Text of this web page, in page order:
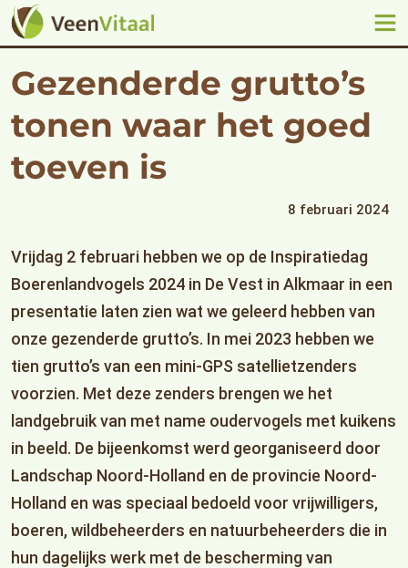
Gezenderde grutto’s
tonen waar het goed
toeven is
8 februari 2024
Vrijdag 2 februari hebben we op de Inspiratiedag
Boerenlandvogels 2024 in De Vest in Alkmaar in een
presentatie laten zien wat we geleerd hebben van
onze gezenderde grutto’s. In mei 2023 hebben we
tien grutto’s van een mini-GPS satellietzenders
voorzien. Met deze zenders brengen we het
landgebruik van met name oudervogels met kuikens
in beeld. De bijeenkomst werd georganiseerd door
Landschap Noord-Holland en de provincie Noord-
Holland en was speciaal bedoeld voor vrijwilligers,
boeren, wildbeheerders en natuurbeheerders die in
hun dagelijks werk met de bescherming van